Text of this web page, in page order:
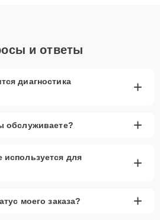
и ответы
диагностика
+
обслуживаете? +
используется для
+
моего заказа? +